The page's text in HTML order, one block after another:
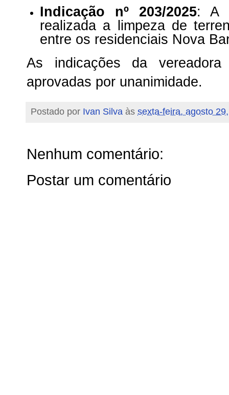
Indicação nº 203/2025: A
realizada a limpeza de
entre os residenciais Nova
As indicações da vereadora
aprovadas por unanimidade.
Postado por Ivan Silva às sexta-feira, agosto
Nenhum comentário:
Postar um comentário